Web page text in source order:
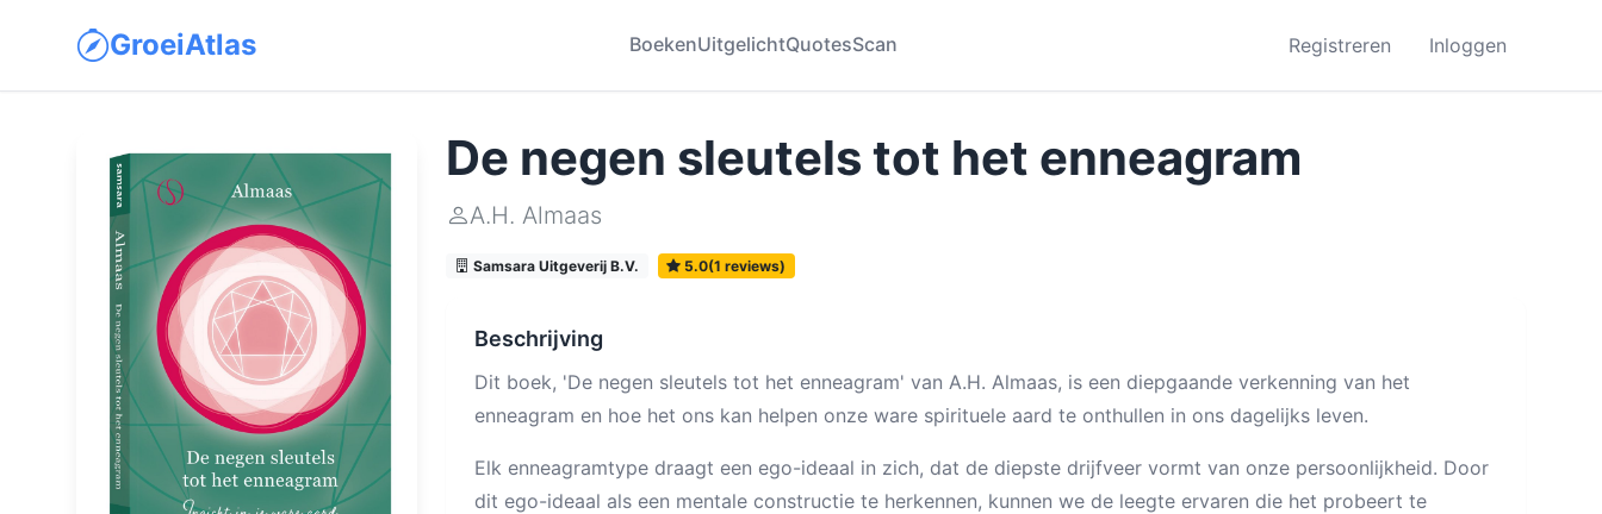
GroeiAtlas BoekenUitgelichtQuotesScan Registreren Inloggen
De negen sleutels tot het enneagram
A.H. Almaas
Samsara Uitgeverij B.V. 5.0(1 reviews)
Beschrijving
Dit boek, 'De negen sleutels tot het enneagram' van A.H. Almaas, is een diepgaande verkenning van het
enneagram en hoe het ons kan helpen onze ware spirituele aard te onthullen in ons dagelijks leven.
Elk enneagramtype draagt een ego-ideaal in zich, dat de diepste drijfveer vormt van onze persoonlijkheid. Door
dit ego-ideaal als een mentale constructie te herkennen, kunnen we de leegte ervaren die het probeert te